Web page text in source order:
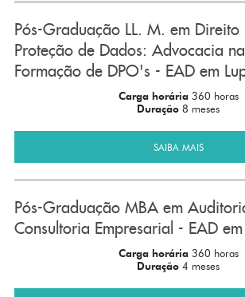
Pós-Graduação LL. M. em
Proteção de Dados: Advocacia
Formação de DPO's - EAD em
Carga horária 360 horas
Duração 8 meses
SAIBA MAIS
Pós-Graduação MBA em
Consultoria Empresarial - EAD
Carga horária 360 horas
Duração 4 meses